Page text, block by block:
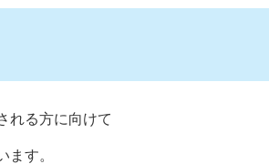
れる方に向けて
す。